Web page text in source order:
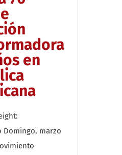
en
Domingo, marzo